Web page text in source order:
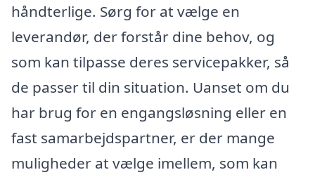
håndterlige. Sørg for at vælge en
leverandør, der forstår dine behov, og
som kan tilpasse deres servicepakker, så
de passer til din situation. Uanset om du
har brug for en engangsløsning eller en
fast samarbejdspartner, er der mange
muligheder at vælge imellem, som kan